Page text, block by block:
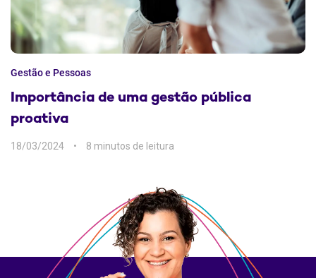
Gestão e Pessoas
Importância de uma gestão pública
proativa
18/03/2024 8 min